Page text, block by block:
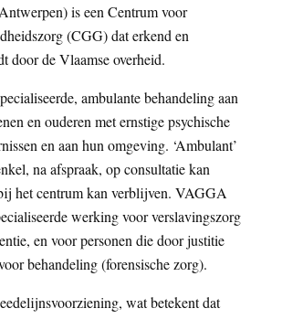
is een Centrum voor
(CGG) dat erkend en
door de Vlaamse overheid.
ambulante behandeling aan
en ouderen met ernstige psychische
en aan hun omgeving. ‘Ambulant’
na afspraak, op consultatie kan
het centrum kan verblijven. VAGGA
werking voor verslavingszorg
en voor personen die door justitie
behandeling (forensische zorg).
wat betekent dat